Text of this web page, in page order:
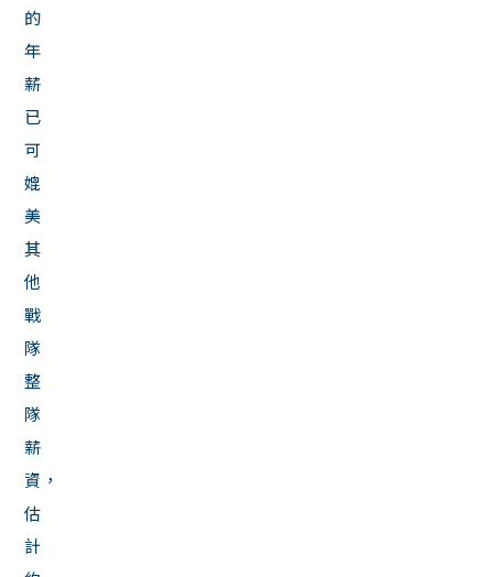
的
年
薪
已
可
媲
美
其
他
戰
隊
整
隊
薪
資，
估
計